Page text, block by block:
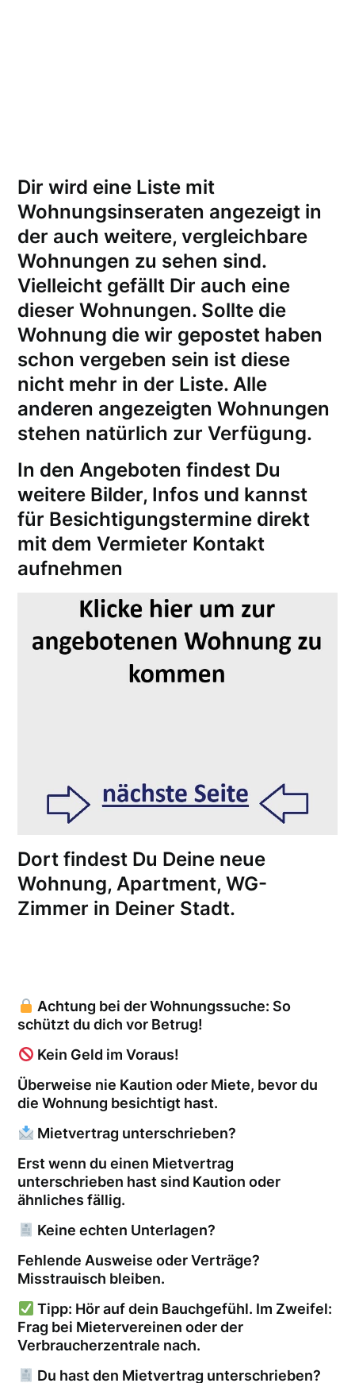
Dir wird eine Liste mit
Wohnungsinseraten angezeigt in
der auch weitere, vergleichbare
Wohnungen zu sehen sind.
Vielleicht gefällt Dir auch eine
dieser Wohnungen. Sollte die
Wohnung die wir gepostet haben
schon vergeben sein ist diese
nicht mehr in der Liste. Alle
anderen angezeigten Wohnungen
stehen natürlich zur Verfügung.
In den Angeboten findest Du
weitere Bilder, Infos und kannst
für Besichtigungstermine direkt
mit dem Vermieter Kontakt
aufnehmen
Dort findest Du Deine neue
Wohnung, Apartment, WG-
Zimmer in Deiner Stadt.
Achtung bei der Wohnungssuche: So
schützt du dich vor Betrug!
Kein Geld im Voraus!
Überweise nie Kaution oder Miete, bevor du
die Wohnung besichtigt hast.
Mietvertrag unterschrieben?
Erst wenn du einen Mietvertrag
unterschrieben hast sind Kaution oder
ähnliches fällig.
Keine echten Unterlagen?
Fehlende Ausweise oder Verträge?
Misstrauisch bleiben.
Tipp: Hör auf dein Bauchgefühl. Im Zweifel:
Frag bei Mietervereinen oder der
Verbraucherzentrale nach.
Du hast den Mietvertrag unterschrieben?